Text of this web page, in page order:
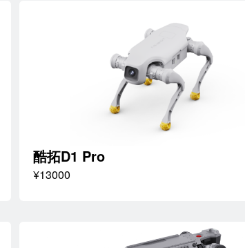
酷拓D1 Pro
¥13000